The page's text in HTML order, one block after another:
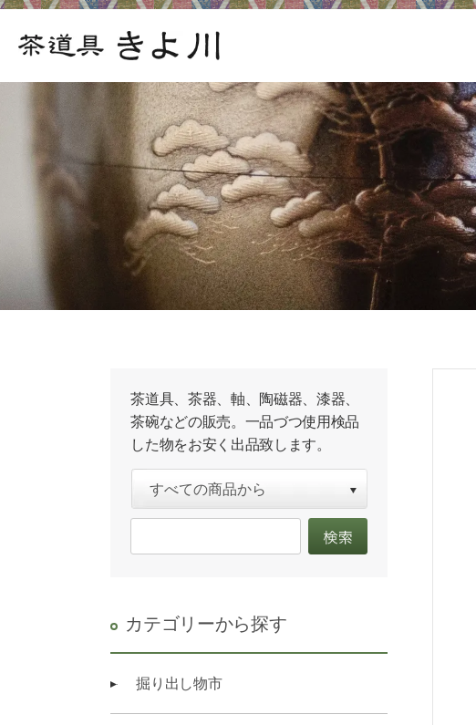
茶道具、茶器、軸、陶磁器、漆器、
茶碗などの販売。一品づつ使用検品
した物をお安く出品致します。
カテゴリーから探す
掘り出し物市